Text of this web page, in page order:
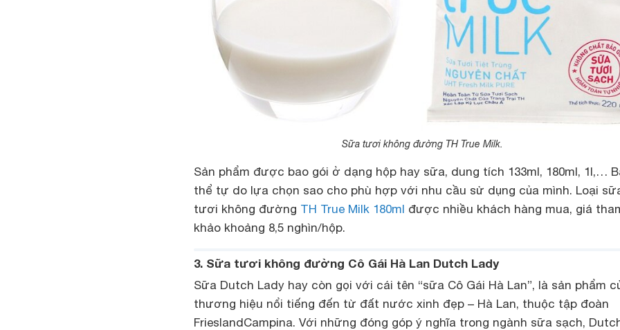
Sữa tươi không đường TH True Milk.
Sản phẩm được bao gói ở dạng hộp hay sữa, dung tích 133ml, 180ml, 1l,…
thể tự do lựa chọn sao cho phù hợp với nhu cầu sử dụng của mình. Loại
tươi không đường TH True Milk 180ml được nhiều khách hàng mua, giá
khảo khoảng 8,5 nghìn/hộp.
3. Sữa tươi không đường Cô Gái Hà Lan Dutch Lady
Sữa Dutch Lady hay còn gọi với cái tên “sữa Cô Gái Hà Lan”, là sản phẩm
thương hiệu nổi tiếng đến từ đất nước xinh đẹp – Hà Lan, thuộc tập đoàn
FrieslandCampina. Với những đóng góp ý nghĩa trong ngành sữa sạch,